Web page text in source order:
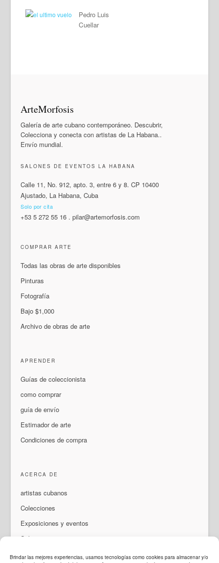
Brindar las mejores experiencias, usamos tecnologías como cookies para almacenar y/o
Pedro Luis
Cuellar
ArteMorfosis
Galería de arte cubano contemporáneo. Descubrir,
Colecciona y conecta con artistas de La Habana..
Envío mundial.
SALONES DE EVENTOS LA HABANA
Calle 11, No. 912, apto. 3, entre 6 y 8. CP 10400
Ajustado, La Habana, Cuba
Solo por cita
+53 5 272 55 16 .pilar@artemorfosis.com
COMPRAR ARTE
Todas las obras de arte disponibles
Pinturas
Fotografía
Bajo $1,000
Archivo de obras de arte
APRENDER
Guías de coleccionista
como comprar
guía de envío
Estimador de arte
Condiciones de compra
ACERCA DE
artistas cubanos
Colecciones
Exposiciones y eventos
Sobre nosotros
Contacto